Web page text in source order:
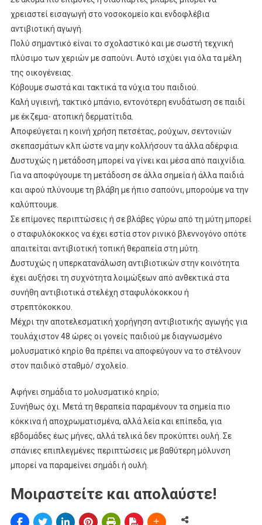
χρειαστεί εισαγωγή στο νοσοκομείο και ενδοφλέβια
αντιβιοτική αγωγή.
Πολύ σημαντικό είναι το σχολαστικό και με σωστή τεχνική
πλύσιμο των χεριών με σαπούνι. Αυτό ισχύει για όλα τα μέλη
της οικογένειας.
Κόβουμε σωστά και τακτικά τα νύχια του παιδιού.
Καλή υγιεινή, τακτικό μπάνιο, εντονότερη ενυδάτωση σε παιδί
με έκζεμα- ατοπική δερματίτιδα.
Αποφεύγεται η κοινή χρήση πετσέτας, ρούχων, σεντονιών
σκεπασμάτων κλπ ώστε να μην κολλήσουν τα άλλα αδέρφια.
Δυστυχώς η μετάδοση μπορεί να γίνει και μέσα από παιχνίδια.
Για να αποφύγουμε τη μετάδοση σε άλλα σημεία ή άλλα παιδιά
και αφού πλύνουμε τη βλάβη με ήπιο σαπούνι, μπορούμε να την
καλύπτουμε.
Σε επίμονες περιπτώσεις ή σε βλάβες γύρω από τη μύτη μπορεί
ο σταφυλόκοκκος να έχει εστία στον ρινικό βλεννογόνο οπότε
απαιτείται αντιβιοτική τοπική θεραπεία στη μύτη.
Δυστυχώς η υπερκατανάλωση αντιβιοτικών στην κοινότητα
έχει αυξήσει τη συχνότητα λοιμώξεων από ανθεκτικά στα
συνήθη αντιβιοτικά στελέχη σταφυλόκοκκου ή
στρεπτόκοκκου.
Μέχρι την αποτελεσματική χορήγηση αντιβιοτικής αγωγής για
τουλάχιστον 48 ώρες οι γονείς παιδιού με διαγνωσμένο
μολυσματικό κηρίο θα πρέπει να αποφεύγουν να το στέλνουν
στον παιδικό σταθμό/ σχολείο.
Αφήνει σημάδια το μολυσματικό κηρίο;
Συνήθως όχι. Μετά τη θεραπεία παραμένουν τα σημεία πιο
κόκκινα ή αποχρωματισμένα, αλλά λεία και επίπεδα, για
εβδομάδες έως μήνες, αλλά τελικά δεν προκύπτει ουλή. Σε
σπάνιες επιπλεγμένες περιπτώσεις με βαθύτερη μόλυνση
μπορεί να παραμείνει σημάδι ή ουλή.
Μοιραστείτε και απολαύστε!